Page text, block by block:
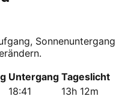
Sonnenuntergang
Untergang Tageslicht
18:41
13h 12m